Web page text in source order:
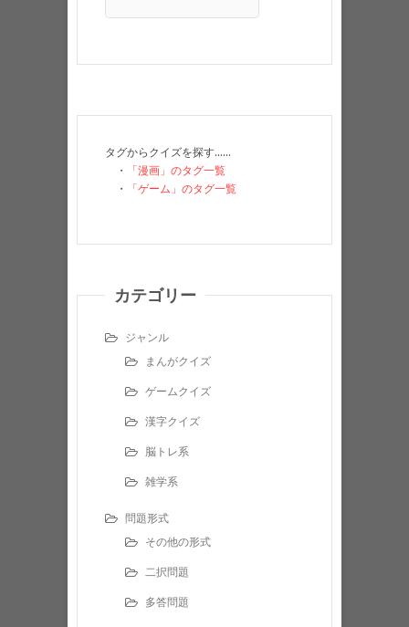
タグからクイズを探す……
・
「漫画」のタグ一覧
・
「ゲーム」のタグ一覧
カテゴリー
ジャンル
まんがクイズ
ゲームクイズ
漢字クイズ
脳トレ系
雑学系
問題形式
その他の形式
二択問題
多答問題